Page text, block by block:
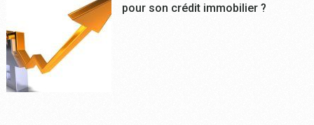
pour son crédit immobilier ?